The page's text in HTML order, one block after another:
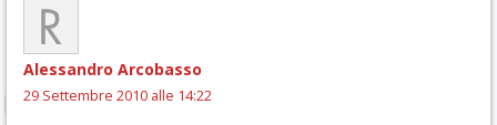
Alessandro Arcobasso
29 Settembre 2010 alle 14:22